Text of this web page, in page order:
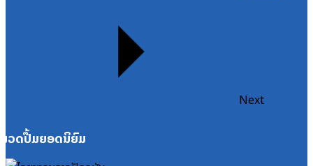
Next
ດປື້ມຍອດນິຍົມ